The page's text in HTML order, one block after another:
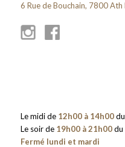
6 Rue de Bouchain, 7800 Ath
Le midi de 12h00 à 14h00
Le soir de 19h00 à 21h00du
Fermé lundi et mardi